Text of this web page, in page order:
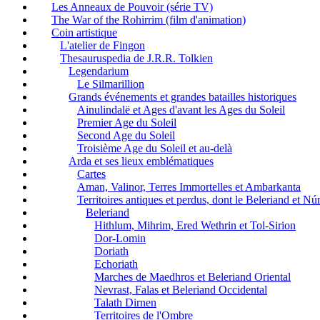
Les Anneaux de Pouvoir (série TV)
The War of the Rohirrim (film d'animation)
Coin artistique
L'atelier de Fingon
Thesauruspedia de J.R.R. Tolkien
Legendarium
Le Silmarillion
Grands événements et grandes batailles historiques
Ainulindalë et Ages d'avant les Ages du Soleil
Premier Age du Soleil
Second Age du Soleil
Troisième Age du Soleil et au-delà
Arda et ses lieux emblématiques
Cartes
Aman, Valinor, Terres Immortelles et Ambarkanta
Territoires antiques et perdus, dont le Beleriand et
Beleriand
Hithlum, Mihrim, Ered Wethrin et Tol-Sirion
Dor-Lomin
Doriath
Echoriath
Marches de Maedhros et Beleriand Oriental
Nevrast, Falas et Beleriand Occidental
Talath Dirnen
Territoires de l'Ombre